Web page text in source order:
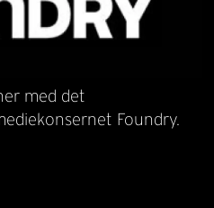
med det
Foundry.